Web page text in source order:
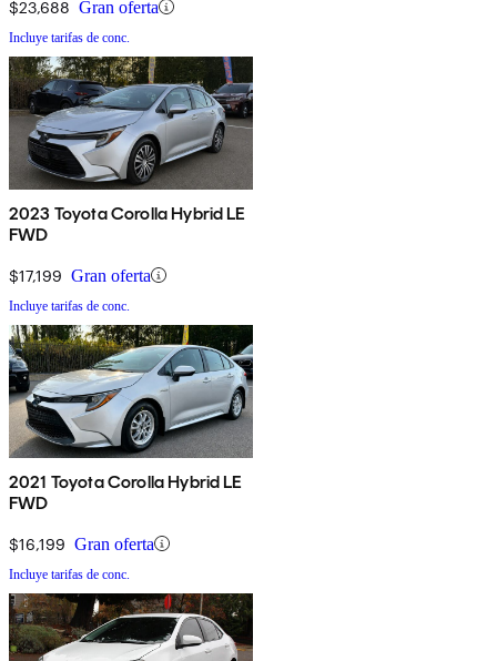
$23,688 Gran oferta
Incluye tarifas de conc.
2023 Toyota Corolla Hybrid LE
FWD
$17,199 Gran oferta
Incluye tarifas de conc.
2021 Toyota Corolla Hybrid LE
FWD
$16,199 Gran oferta
Incluye tarifas de conc.